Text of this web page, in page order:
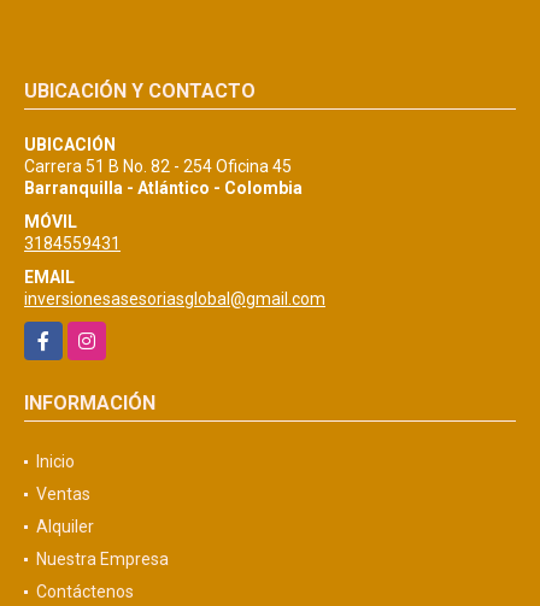
UBICACIÓN Y CONTACTO
UBICACIÓN
Carrera 51 B No. 82 - 254 Oficina 45
Barranquilla - Atlántico - Colombia
MÓVIL
3184559431
EMAIL
inversionesasesoriasglobal@gmail.com
FacebookInstagram
INFORMACIÓN
Inicio
Ventas
Alquiler
Nuestra Empresa
Contáctenos